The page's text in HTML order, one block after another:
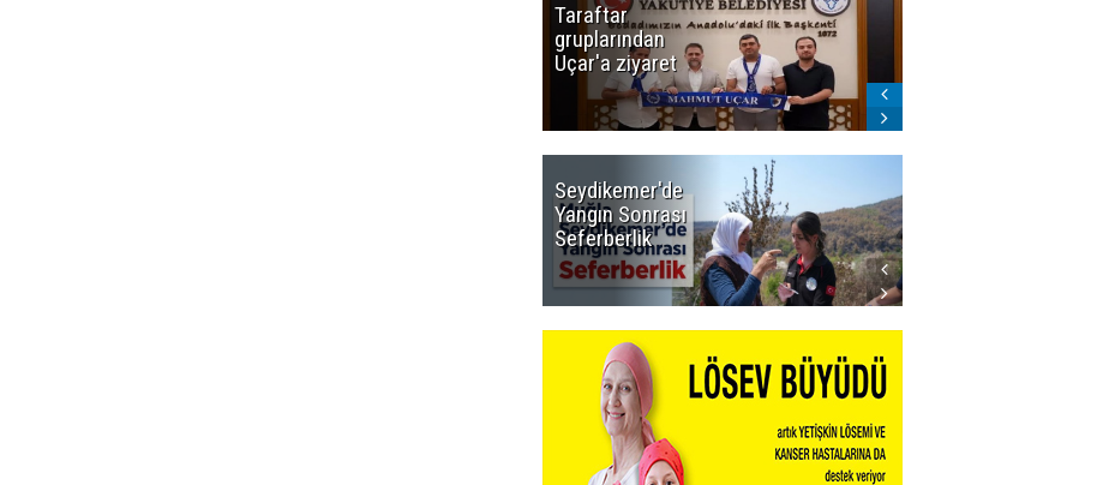
Taraftar
gruplarından
Uçar'a ziyaret
Seydikemer'de
Yangın Sonrası
Seferberlik